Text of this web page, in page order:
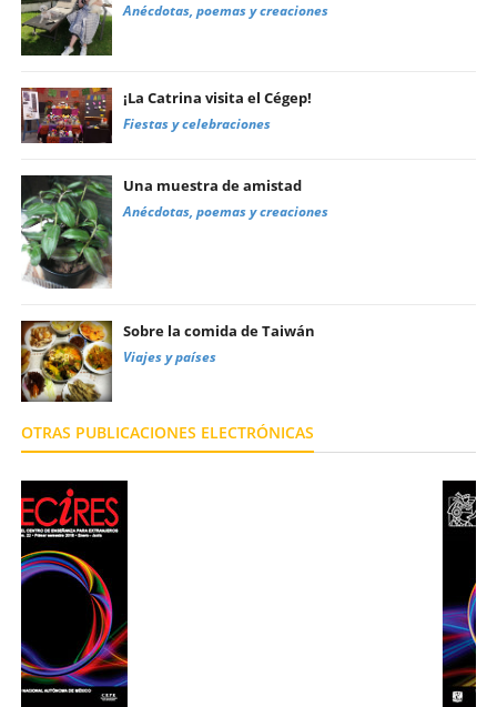
Anécdotas, poemas y creaciones
¡La Catrina visita el Cégep!
Fiestas y celebraciones
Una muestra de amistad
Anécdotas, poemas y creaciones
Sobre la comida de Taiwán
Viajes y países
OTRAS PUBLICACIONES ELECTRÓNICAS